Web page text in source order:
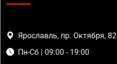
Ярославль, пр. Октября, 82
Пн-Сб | 09:00 - 19:00